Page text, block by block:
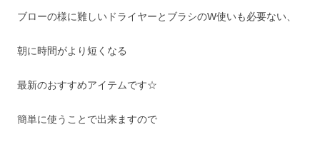
ブローの様に難しいドライヤーとブラシのW使いも必要ない、
朝に時間がより短くなる
最新のおすすめアイテムです☆
簡単に使うことで出来ますので